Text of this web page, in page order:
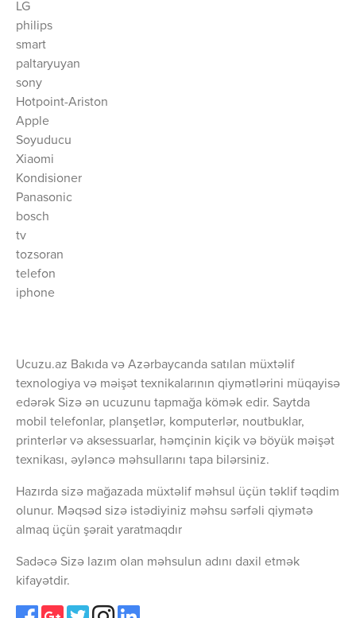
LG
philips
smart
paltaryuyan
sony
Hotpoint-Ariston
Apple
Soyuducu
Xiaomi
Kondisioner
Panasonic
bosch
tv
tozsoran
telefon
iphone
Ucuzu.az Bakıda və Azərbaycanda satılan müxtəlif
texnologiya və məişət texnikalarının qiymətlərini müqayisə
edərək Sizə ən ucuzunu tapmağa kömək edir. Saytda
mobil telefonlar, planşetlər, komputerlər, noutbuklar,
printerlər və aksessuarlar, həmçinin kiçik və böyük məişət
texnikası, əyləncə məhsullarını tapa bilərsiniz.
Hazırda sizə mağazada müxtəlif məhsul üçün təklif təqdim
olunur. Məqsəd sizə istədiyiniz məhsu sərfəli qiymətə
almaq üçün şərait yaratmaqdır
Sadəcə Sizə lazım olan məhsulun adını daxil etmək
kifayətdir.